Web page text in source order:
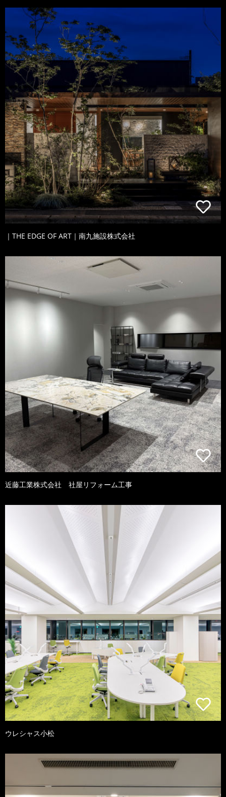
｜THE EDGE OF ART｜南九施設株式会社
近藤工業株式会社 社屋リフォーム工事
ウレシャス小松